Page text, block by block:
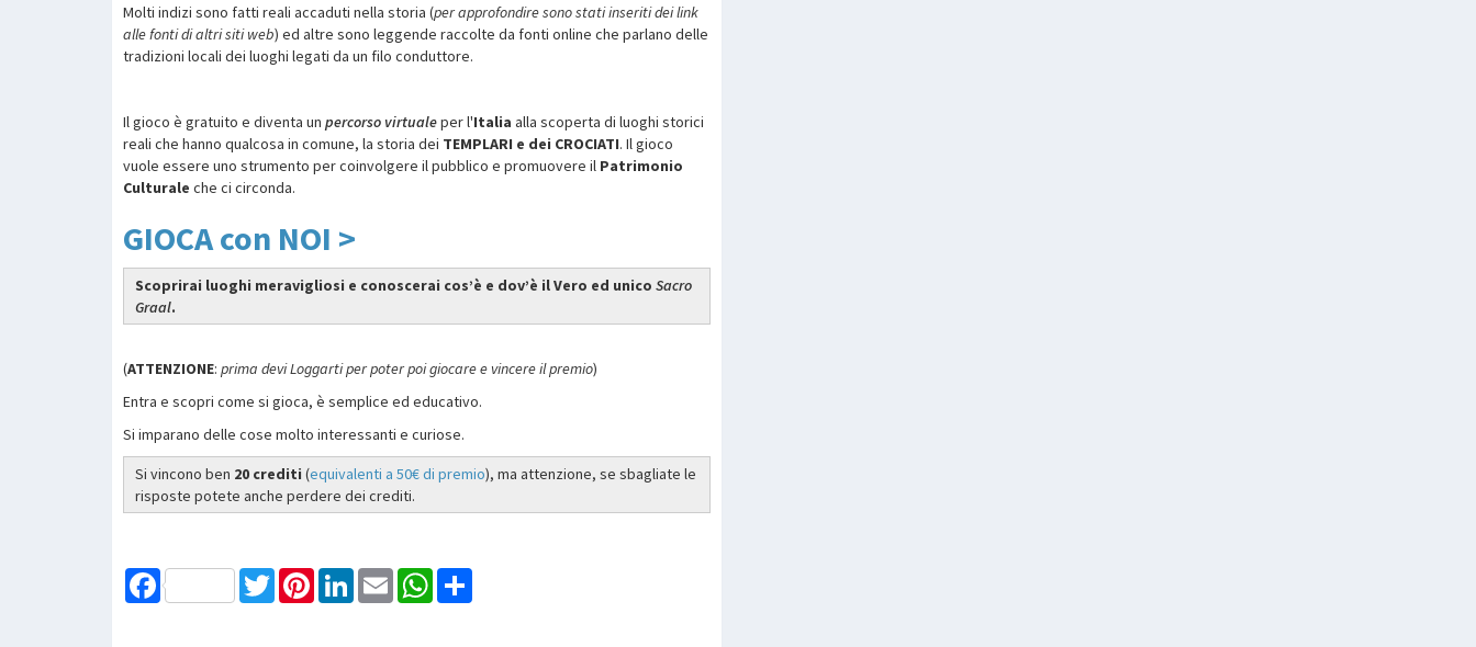
Molti indizi sono fatti reali accaduti nella storia (per approfondire sono stati inseriti dei link
alle fonti di altri siti web) ed altre sono leggende raccolte da fonti online che parlano delle
tradizioni locali dei luoghi legati da un filo conduttore.
Il gioco è gratuito e diventa un percorso virtualeper l'Italia alla scoperta di luoghi storici
reali che hanno qualcosa in comune, la storia dei TEMPLARI e dei CROCIATI. Il gioco
vuole essere uno strumento per coinvolgere il pubblico e promuovere il Patrimonio
Culturale che ci circonda.
GIOCA con NOI >
Scoprirai luoghi meravigliosi e conoscerai cos’è e dov’è il Vero ed unico Sacro
Graal.
(ATTENZIONE: prima devi Loggarti per poter poi giocare e vincere il premio)
Entra e scopri come si gioca, è semplice ed educativo.
Si imparano delle cose molto interessanti e curiose.
Si vincono ben 20 crediti (equivalenti a 50€ di premio), ma attenzione, se sbagliate le
risposte potete anche perdere dei crediti.
Facebook TwitterPinterestLinkedInEmail WhatsApp